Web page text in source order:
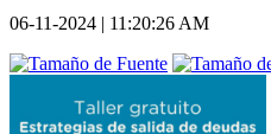
06-11-2024 | 11:20:26 AM